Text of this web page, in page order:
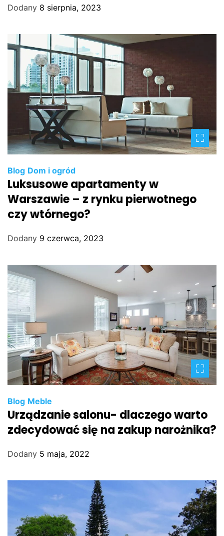
Dodany 8 sierpnia, 2023
Blog Dom i ogród
Luksusowe apartamenty w
Warszawie – z rynku pierwotnego
czy wtórnego?
Dodany 9 czerwca, 2023
Blog Meble
Urządzanie salonu- dlaczego warto
zdecydować się na zakup narożnika?
Dodany 5 maja, 2022